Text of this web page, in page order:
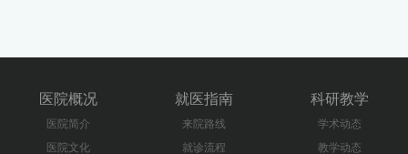
医院概况
医院简介
医院文化
就医指南
来院路线
就诊流程
科研教学
学术动态
教学动态